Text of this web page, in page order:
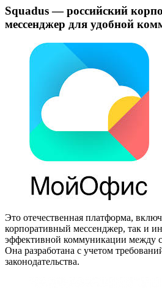
Squadus — российский
мессенджер для удобной
Это отечественная платформа,
корпоративный мессенджер, так и
эффективной коммуникации между
Она разработана с учетом
законодательства.